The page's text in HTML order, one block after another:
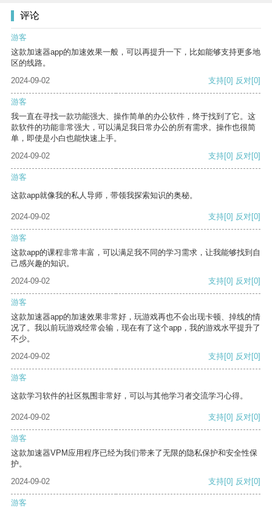
评论
游客
这款加速器app的加速效果一般，可以再提升一下，比如能够支持更多地
区的线路。
2024-09-02
支持[0] 反对[0]
游客
我一直在寻找一款功能强大、操作简单的办公软件，终于找到了它。这
款软件的功能非常强大，可以满足我日常办公的所有需求。操作也很简
单，即使是小白也能快速上手。
2024-09-02
支持[0] 反对[0]
游客
这款app就像我的私人导师，带领我探索知识的奥秘。
2024-09-02 支持[0] 反对[0]
游客
这款app的课程非常丰富，可以满足我不同的学习需求，让我能够找到自
己感兴趣的知识。
2024-09-02
支持[0] 反对[0]
游客
这款加速器app的加速效果非常好，玩游戏再也不会出现卡顿、掉线的情
况了。我以前玩游戏经常会输，现在有了这个app，我的游戏水平提升了
不少。
2024-09-02
支持[0] 反对[0]
游客
这款学习软件的社区氛围非常好，可以与其他学习者交流学习心得。
2024-09-02 支持[0] 反对[0]
游客
这款加速器VPM应用程序已经为我们带来了无限的隐私保护和安全性保
护。
2024-09-02
支持[0] 反对[0]
游客